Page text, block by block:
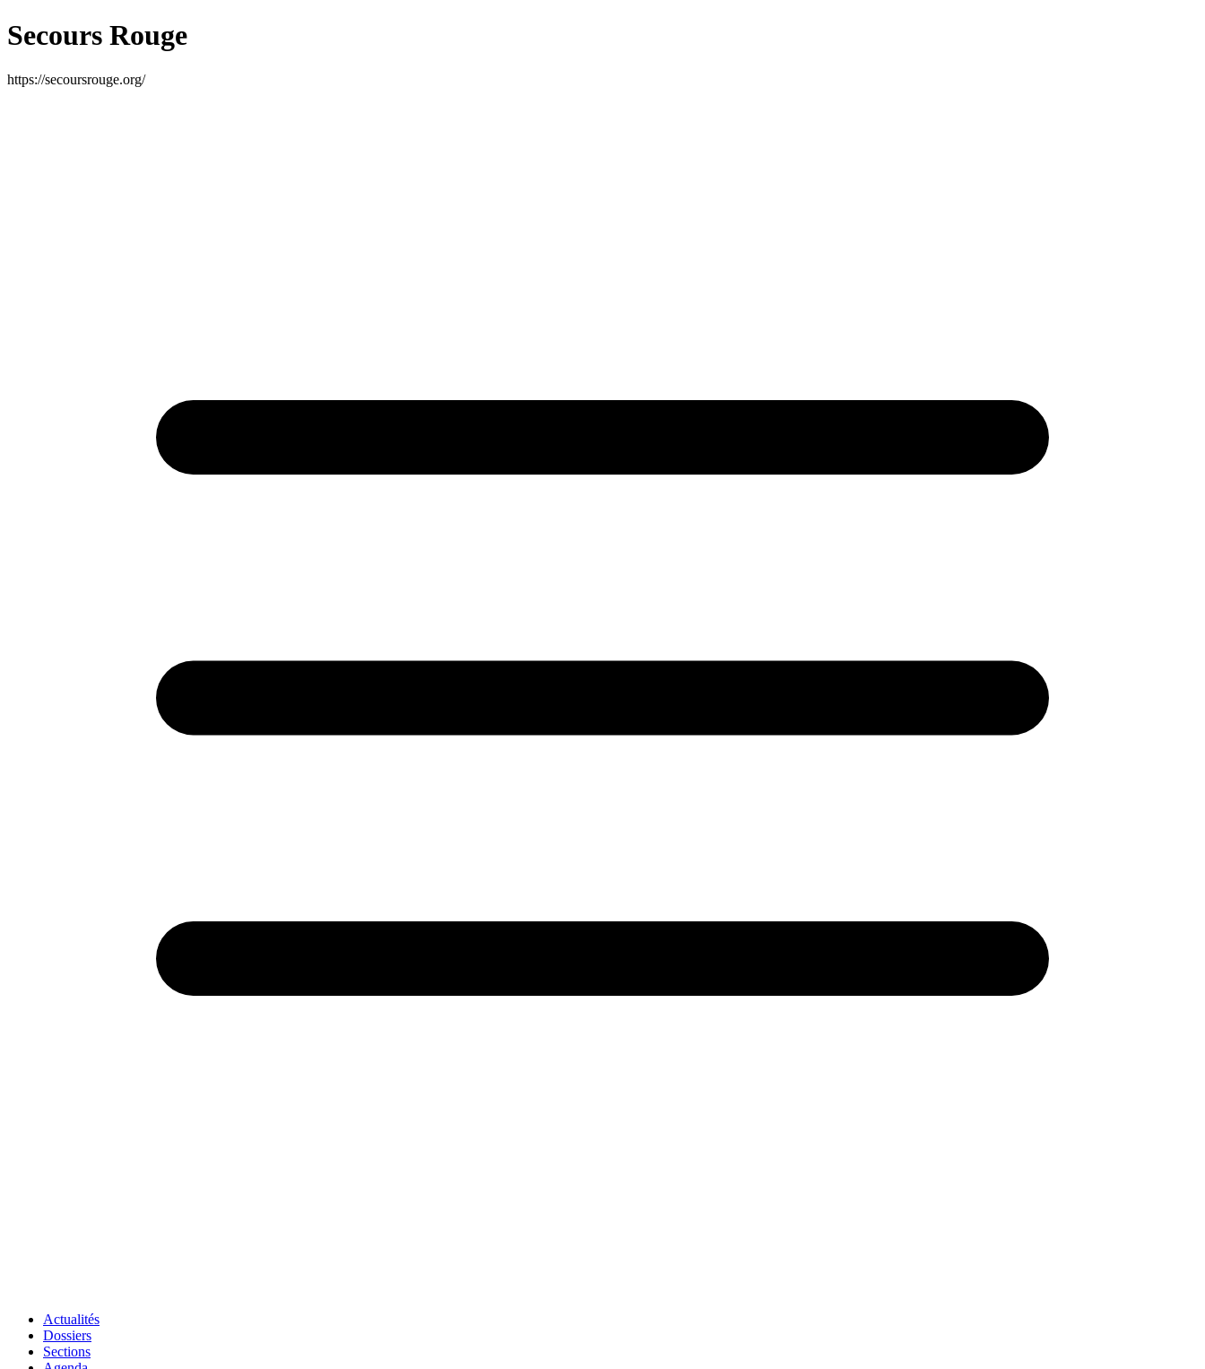
Secours Rouge
https://secoursrouge.org/
Actualités
Dossiers
Sections